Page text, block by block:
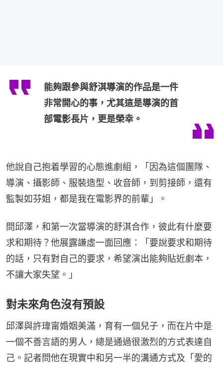
能夠跟參與舒淇導演的作品是一件
非常開心的事，尤其這是導演的首
部電影長片，更是榮幸。
他說自己抱着學習的心態進劇組，「因為這個團隊、
導演、攝影師、服裝造型、收音師，到剪接師，還有
監製如芬姐，都是我在電影界的前輩」。
問邱澤，和第一次當導演的舒淇合作，彼此有什麼要
求和期待？他展露謙虛一面回應：「要說要求和期待
的話，只有對自己的要求，希望演出能夠貼近劇本，
不讓大家失望。」
對未來角色沒有預設
邱澤與許瑋甯婚姻美滿，育有一個兒子，而在片中是
一個不善言語的男人，總是通過很激烈的方式表達自
己。記者問他在現實中和另一半的溝通方式及「愛的